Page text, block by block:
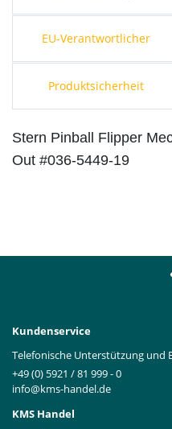
EU-Verantwortlicher
Produktsicherheit
Stern Pinball Flipper
Out #036-5449-19
Kundenservice
Telefonische Unterstützung und
+49 (0) 5921 / 81 999 - 0
info@kms-handel.de
KMS Handel